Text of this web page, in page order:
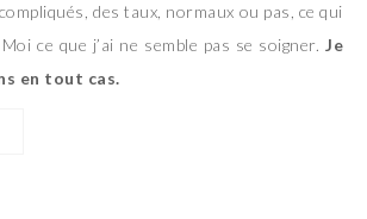
des taux, normaux ou pas, ce qui
ce que j’ai ne semble pas se soigner. Je
en tout cas.